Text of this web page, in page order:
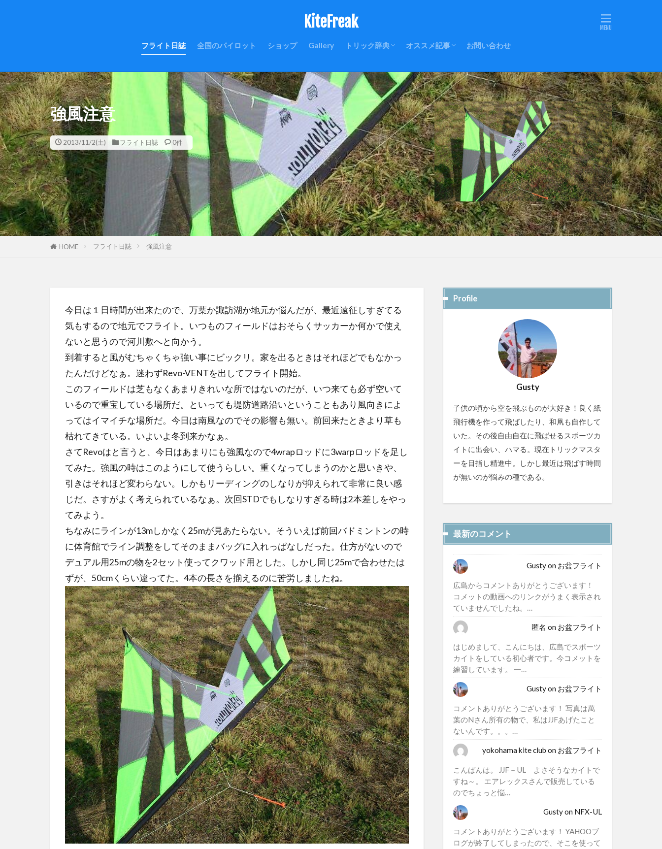
KiteFreak
フライト日誌 全国のパイロット ショップ Gallery トリック辞典 オススメ記事 お問い合わせ
強風注意
2013/11/2(土) フライト日誌 0件
HOME フライト日誌 強風注意
今日は１日時間が出来たので、万葉か諏訪湖か地元か悩んだが、最近遠征しすぎてる
気もするので地元でフライト。いつものフィールドはおそらくサッカーか何かで使え
ないと思うので河川敷へと向かう。
到着すると風がむちゃくちゃ強い事にビックリ。家を出るときはそれほどでもなかっ
たんだけどなぁ。迷わずRevo-VENTを出してフライト開始。
このフィールドは芝もなくあまりきれいな所ではないのだが、いつ来ても必ず空いて
いるので重宝している場所だ。といっても堤防道路沿いということもあり風向きによ
ってはイマイチな場所だ。今日は南風なのでその影響も無い。前回来たときより草も
枯れてきている。いよいよ冬到来かなぁ。
さてRevoはと言うと、今日はあまりにも強風なので4wrapロッドに3warpロッドを足し
てみた。強風の時はこのようにして使うらしい。重くなってしまうのかと思いきや、
引きはそれほど変わらない。しかもリーディングのしなりが抑えられて非常に良い感
じだ。さすがよく考えられているなぁ。次回STDでもしなりすぎる時は2本差しをやっ
てみよう。
ちなみにラインが13mしかなく25mが見あたらない。そういえば前回バドミントンの時
に体育館でライン調整をしてそのままバッグに入れっぱなしだった。仕方がないので
デュアル用25mの物を2セット使ってクワッド用とした。しかし同じ25mで合わせたは
ずが、50cmくらい違ってた。4本の長さを揃えるのに苦労しましたね。
Profile
Gusty
子供の頃から空を飛ぶものが大好き！良く紙
飛行機を作って飛ばしたり、和凧も自作して
いた。その後自由自在に飛ばせるスポーツカ
イトに出会い、ハマる。現在トリックマスタ
ーを目指し精進中。しかし最近は飛ばす時間
が無いのが悩みの種である。
最新のコメント
Gustyon お盆フライト
広島からコメントありがとうございます！
コメットの動画へのリンクがうまく表示され
ていませんでしたね。…
匿名 on お盆フライト
はじめまして、こんにちは、広島でスポーツ
カイトをしている初心者です。今コメットを
練習しています。 一…
Gustyon お盆フライト
コメントありがとうございます！ 写真は萬
葉のNさん所有の物で、私はJJFあげたこと
ないんです。。。…
yokohama kite club on お盆フライト
こんばんは。 JJF－UL よさそうなカイトで
すね～。 エアレックスさんで販売している
のでちょっと悩…
Gustyon NFX-UL
コメントありがとうございます！ YAHOOブ
ログが終了してしまったので、そこを使って